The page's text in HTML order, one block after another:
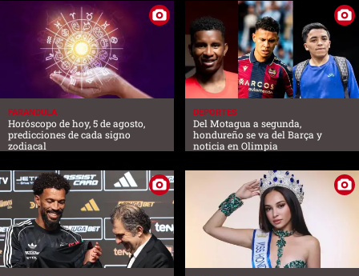
FARANDULA
Horóscopo de hoy, 5 de agosto,
predicciones de cada signo
zodiacal
DEPORTES
Del Motagua a segunda,
hondureño se va del Barça y
noticia en Olimpia